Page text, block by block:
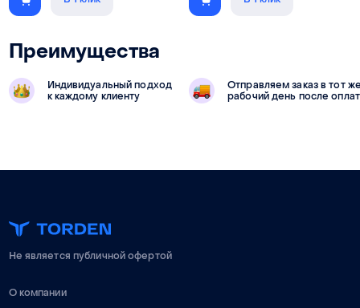
Преимущества
Индивидуальный подход
к каждому клиенту
Отправляем заказ в тот
рабочий день после
Не является публичной офертой
О компании